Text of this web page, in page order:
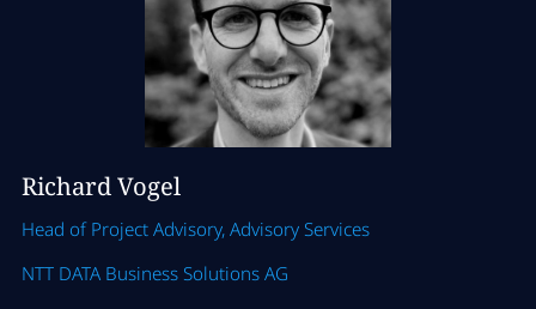
Richard Vogel
Head of Project Advisory, Advisory Services
NTT DATA Business Solutions AG